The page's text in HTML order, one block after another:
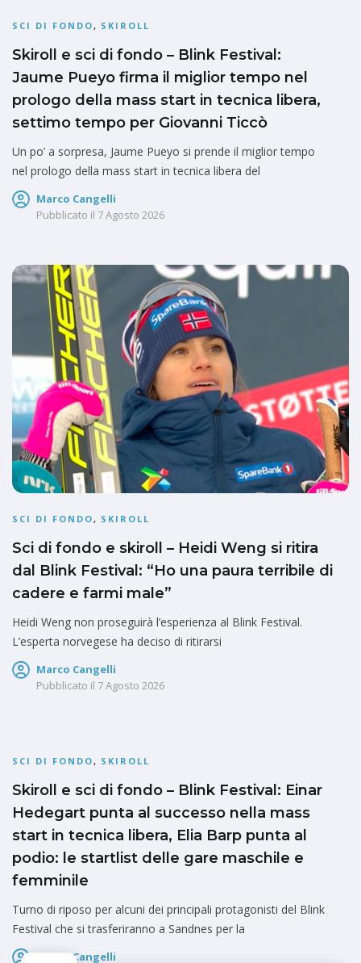
SCI DI FONDO, SKIROLL
Skiroll e sci di fondo – Blink Festival:
Jaume Pueyo firma il miglior tempo nel
prologo della mass start in tecnica libera,
settimo tempo per Giovanni Ticcò
Un po’ a sorpresa, Jaume Pueyo si prende il miglior tempo
nel prologo della mass start in tecnica libera del
Marco Cangelli
Pubblicato il 7 Agosto 2026
SCI DI FONDO, SKIROLL
Sci di fondo e skiroll – Heidi Weng si ritira
dal Blink Festival: “Ho una paura terribile di
cadere e farmi male”
Heidi Weng non proseguirà l’esperienza al Blink Festival.
L’esperta norvegese ha deciso di ritirarsi
Marco Cangelli
Pubblicato il 7 Agosto 2026
SCI DI FONDO, SKIROLL
Skiroll e sci di fondo – Blink Festival: Einar
Hedegart punta al successo nella mass
start in tecnica libera, Elia Barp punta al
podio: le startlist delle gare maschile e
femminile
Turno di riposo per alcuni dei principali protagonisti del Blink
Festival che si trasferiranno a Sandnes per la
Marco Cangelli